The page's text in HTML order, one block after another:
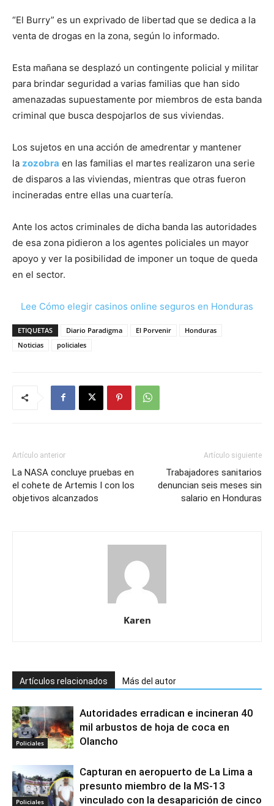
“El Burry” es un exprivado de libertad que se dedica a la
venta de drogas en la zona, según lo informado.
Esta mañana se desplazó un contingente policial y militar
para brindar seguridad a varias familias que han sido
amenazadas supuestamente por miembros de esta banda
criminal que busca despojarlos de sus viviendas.
Los sujetos en una acción de amedrentar y mantener
la zozobra en las familias el martes realizaron una serie
de disparos a las viviendas, mientras que otras fueron
incineradas entre ellas una cuartería.
Ante los actos criminales de dicha banda las autoridades
de esa zona pidieron a los agentes policiales un mayor
apoyo y ver la posibilidad de imponer un toque de queda
en el sector.
Lee Cómo elegir casinos online seguros en Honduras
ETIQUETAS Diario Paradigma El Porvenir
Honduras
Noticias
policiales
Artículo anterior
La NASA concluye pruebas en
el cohete de Artemis I con los
objetivos alcanzados
Artículo siguiente
Trabajadores sanitarios
denuncian seis meses sin
salario en Honduras
Karen
Artículos relacionados Más del autor
Policiales
Autoridades erradican e incineran 40
mil arbustos de hoja de coca en
Olancho
Policiales
Capturan en aeropuerto de La Lima a
presunto miembro de la MS-13
vinculado con la desaparición de cinco